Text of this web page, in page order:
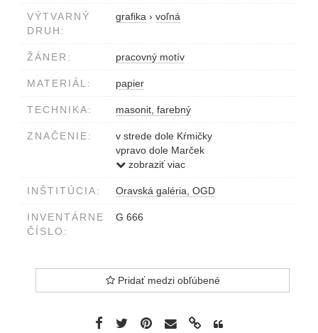
VÝTVARNÝ
DRUH:
grafika › voľná
ŽÁNER: pracovný motív
MATERIÁL: papier
TECHNIKA: masonit, farebný
ZNAČENIE:
v strede dole Kŕmičky
vpravo dole Marček
vľavo dole 6/25
zobraziť viac
INŠTITÚCIA: Oravská galéria, OGD
INVENTÁRNE
ČÍSLO:
G 666
Pridať medzi obľúbené